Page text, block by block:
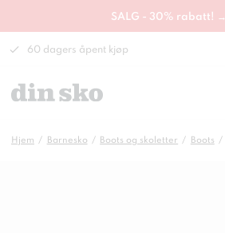
SALG - 30% rabatt! →
60 dagers åpent kjøp
Hjem Barnesko Boots og skoletter Boots